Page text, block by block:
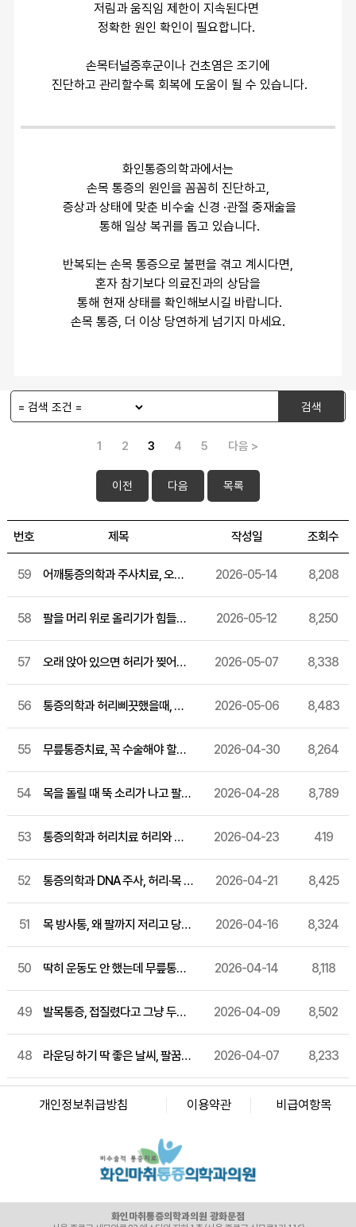
저림과 움직임 제한이 지속된다면
정확한 원인 확인이 필요합니다.
손목터널증후군이나 건초염은 조기에
진단하고 관리할수록 회복에 도움이 될 수 있습니다.
화인통증의학과에서는
손목 통증의 원인을 꼼꼼히 진단하고,
증상과 상태에 맞춘 비수술 신경 ·관절 중재술을
통해 일상 복귀를 돕고 있습니다.
반복되는 손목 통증으로 불편을 겪고 계시다면,
혼자 참기보다 의료진과의 상담을
통해 현재 상태를 확인해보시길 바랍니다.
손목 통증, 더 이상 당연하게 넘기지 마세요.
검색
1 2 3 4 5 다음 >
이전 다음 목록
번호 제목 작성일 조회수
59 어깨통증의학과 주사치료, 오십견이 의심될 때 어떻게 접근할 수 있을까요? 2026-05-14 8,208
58 팔을 머리 위로 올리기가 힘들다면? 오십견 비수술 관리법 알아보기 2026-05-12 8,250
57 오래 앉아 있으면 허리가 찢어질 듯 아프다면? 허리디스크 주사치료 방법 정리해드릴게요 2026-05-07 8,338
56 통증의학과 허리삐끗했을때, 그냥 넘기면 안 되는 전조 증상 알아보기 2026-05-06 8,483
55 무릎통증치료, 꼭 수술해야 할까요? 퇴행성 관절염 증상과 비수술 관리법 2026-04-30 8,264
54 목을 돌릴 때 뚝 소리가 나고 팔까지 저린다면? 통증의학과 목디스크 자가진단부터 확인하세요 2026-04-28 8,789
53 통증의학과 허리치료 허리와 엉덩이·종아리까지 뻗치는 통증이 있다면 바로 확인해보세요 2026-04-23 419
52 통증의학과 DNA 주사, 허리·목 통증이 계속 재발한다면 알아두세요 2026-04-21 8,425
51 목 방사통, 왜 팔까지 저리고 당길까요? 경추 통증 원인과 관리법 2026-04-16 8,324
50 딱히 운동도 안 했는데 무릎통증이 계속된다면? 퇴행성 관절염 원인과 관리법 2026-04-14 8,118
49 발목통증, 접질렸다고 그냥 두셨나요? 발목 염좌 원인과 관리 방법 2026-04-09 8,502
48 라운딩 하기 딱 좋은 날씨, 팔꿈치 안쪽 통증에 손목까지 저린다면? 골프엘보 증상과 관리법 알려드릴게요 2026-04-07 8,233
개인정보취급방침 이용약관 비급여항목
경남 창원시 성산구 상남로 122 상남메디칼 9층 (경남 창원시 성산구 상남동 7-4)
전화번호: 055-603-8288
사업자등록번호: 864-97-01397
대표자명: 이정욱
전화번호: 02-6673-2215
사업자등록번호: 120-91-54230
화인마취통증의학과의원 광화문점
전화번호: 02-6245-2215